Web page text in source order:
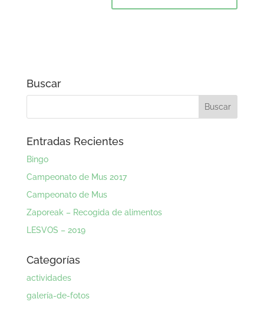
Buscar
Entradas Recientes
Bingo
Campeonato de Mus 2017
Campeonato de Mus
Zaporeak – Recogida de alimentos
LESVOS – 2019
Categorías
actividades
galería-de-fotos